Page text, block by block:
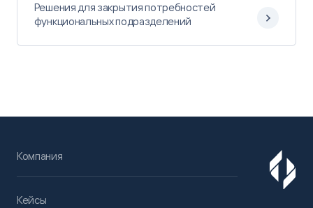
Решения для закрытия потребностей
функциональных подразделений
Компания
Кейсы